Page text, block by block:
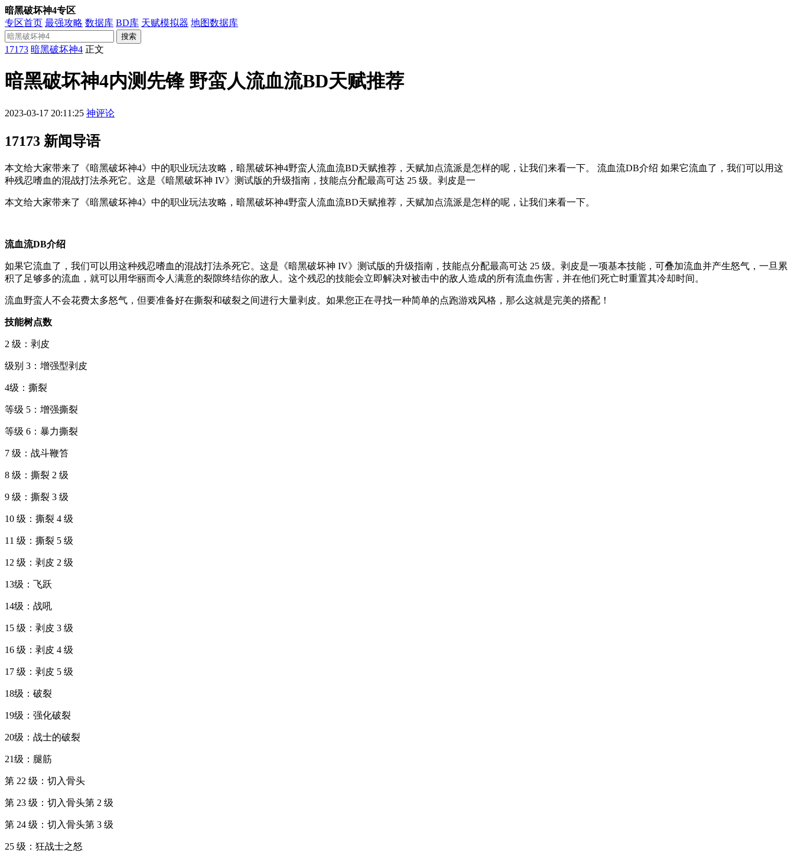
暗黑破坏神4专区
专区首页 最强攻略 数据库 BD库 天赋模拟器 地图数据库
搜索
17173 暗黑破坏神4 正文
暗黑破坏神4内测先锋 野蛮人流血流BD天赋推荐
2023-03-17 20:11:25 神评论
17173 新闻导语
本文给大家带来了《暗黑破坏神4》中的职业玩法攻略，暗黑破坏神4野蛮人流血流BD天赋推荐，天赋加点流派是怎样的呢，让我们来看一下。 流血流DB介绍 如果它流血了，我们可以用这
种残忍嗜血的混战打法杀死它。这是《暗黑破坏神 IV》测试版的升级指南，技能点分配最高可达 25 级。剥皮是一
本文给大家带来了《暗黑破坏神4》中的职业玩法攻略，暗黑破坏神4野蛮人流血流BD天赋推荐，天赋加点流派是怎样的呢，让我们来看一下。
流血流DB介绍
如果它流血了，我们可以用这种残忍嗜血的混战打法杀死它。这是《暗黑破坏神 IV》测试版的升级指南，技能点分配最高可达 25 级。剥皮是一项基本技能，可叠加流血并产生怒气，一旦累
积了足够多的流血，就可以用华丽而令人满意的裂隙终结你的敌人。这个残忍的技能会立即解决对被击中的敌人造成的所有流血伤害，并在他们死亡时重置其冷却时间。
流血野蛮人不会花费太多怒气，但要准备好在撕裂和破裂之间进行大量剥皮。如果您正在寻找一种简单的点跑游戏风格，那么这就是完美的搭配！
技能树点数
2 级：剥皮
级别 3：增强型剥皮
4级：撕裂
等级 5：增强撕裂
等级 6：暴力撕裂
7 级：战斗鞭笞
8 级：撕裂 2 级
9 级：撕裂 3 级
10 级：撕裂 4 级
11 级：撕裂 5 级
12 级：剥皮 2 级
13级：飞跃
14级：战吼
15 级：剥皮 3 级
16 级：剥皮 4 级
17 级：剥皮 5 级
18级：破裂
19级：强化破裂
20级：战士的破裂
21级：腿筋
第 22 级：切入骨头
第 23 级：切入骨头第 2 级
第 24 级：切入骨头第 3 级
25 级：狂战士之怒